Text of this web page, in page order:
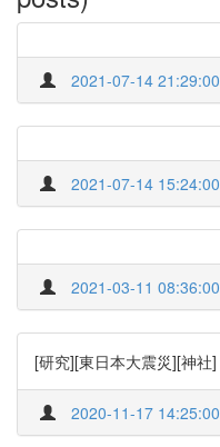
2021-07-14 21:29:00
2021-07-14 15:24:00
2021-03-11 08:36:00
[研究][東日本大震災][神社]
2020-11-17 14:25:00